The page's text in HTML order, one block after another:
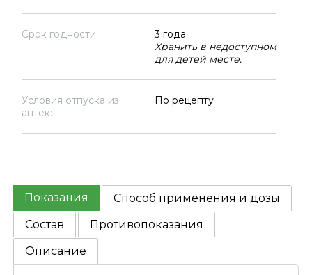
Срок годности:
3 года
Хранить в недоступном
для детей месте.
Условия отпуска из
аптек:
По рецепту
Показания
Способ применения и дозы
Состав
Противопоказания
Описание